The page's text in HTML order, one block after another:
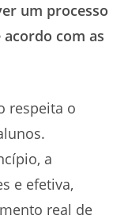
um processo
acordo com as
respeita o
a
e efetiva,
real de